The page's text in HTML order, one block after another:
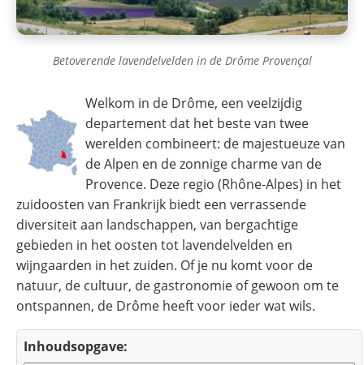
Betoverende lavendelvelden in de Drôme Provençal
Welkom in de Drôme, een veelzijdig
departement dat het beste van twee
werelden combineert: de majestueuze van
de Alpen en de zonnige charme van de
Provence. Deze regio (Rhône-Alpes) in het
zuidoosten van Frankrijk biedt een verrassende
diversiteit aan landschappen, van bergachtige
gebieden in het oosten tot lavendelvelden en
wijngaarden in het zuiden. Of je nu komt voor de
natuur, de cultuur, de gastronomie of gewoon om te
ontspannen, de Drôme heeft voor ieder wat wils.
Inhoudsopgave: